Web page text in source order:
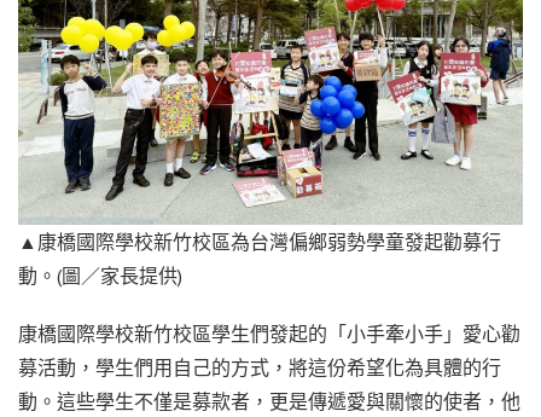
▲康橋國際學校新竹校區為台灣偏鄉弱勢學童發起勸募行
動。(圖／家長提供)
康橋國際學校新竹校區學生們發起的「小手牽小手」愛心勸
募活動，學生們用自己的方式，將這份希望化為具體的行
動。這些學生不僅是募款者，更是傳遞愛與關懷的使者，他